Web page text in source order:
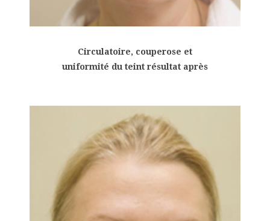
Circulatoire, couperose et
uniformité du teint résultat après